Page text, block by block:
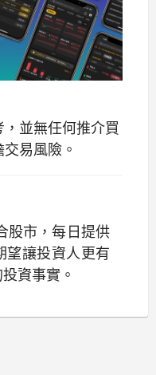
並無任何推介買
易風險。
股市，每日提供
望讓投資人更有
資事實。